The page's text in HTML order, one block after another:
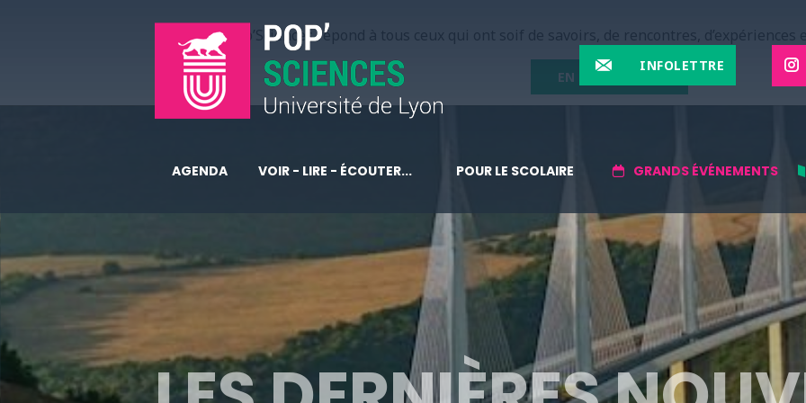
Pop’Sciences répond à tous ceux qui ont soif de savoirs, de rencontres, d’expériences
EN SAVOIR PLUS
INFOLETTRE
AGENDA VOIR - LIRE - ÉCOUTER... POUR LE SCOLAIRE GRANDS ÉVÉNEMENTS